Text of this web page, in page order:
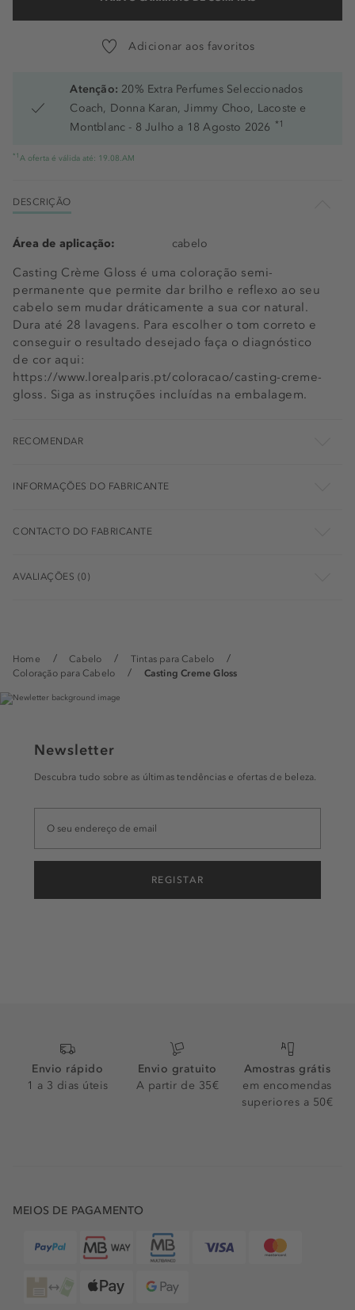
Home Cabelo
Tintas para Cabelo
Coloração para Cabelo
Casting Creme Gloss
210 - Preto Azulado
426 - Vermelho Violino
Adicionar aos favoritos
Atenção: 20% Extra Perfumes Seleccionados
Coach, Donna Karan, Jimmy Choo, Lacoste e
Montblanc - 8 Julho a 18 Agosto 2026 *1
*1 A oferta é válida até: 19.08.AM
DESCRIÇÃO
Casting Crème Gloss é uma coloração semi-
permanente que permite dar brilho e reflexo ao seu
cabelo sem mudar dráticamente a sua cor natural.
Dura até 28 lavagens. Para escolher o tom correto e
conseguir o resultado desejado faça o diagnóstico
de cor aqui:
https://www.lorealparis.pt/coloracao/casting-creme-
gloss. Siga as instruções incluídas na embalagem.
Área de aplicação: cabelo
RECOMENDAR
INFORMAÇÕES DO FABRICANTE
CONTACTO DO FABRICANTE
AVALIAÇÕES (0)
Newsletter
Descubra tudo sobre as últimas tendências e ofertas de beleza.
REGISTAR
Envio rápido
1 a 3 dias úteis
Envio gratuito
A partir de 35€
Amostras grátis
em encomendas
superiores a 50€
MEIOS DE PAGAMENTO